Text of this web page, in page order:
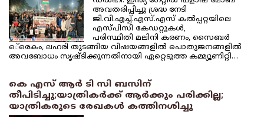
അവതരിപ്പിച്ചു ശ്രദ്ധ നേടി
ജി.വി.എച്ച്.എസ്.എസ് കല്‍പ്പറ്റയിലെ
എസ്പിസി കേഡറ്റുകള്‍,
പരിസ്ഥിതി മലിനി കരണം, സൈബര്‍
െ്രെകം, ലഹരി തുടങ്ങിയ വിഷയങ്ങളില്‍ പൊതുജനങ്ങളില്‍
അവബോധം സൃഷ്ടിക്കുന്നതിനായി ഏറ്റെടുത്ത കമ്മ്യൂണിറ്റി…
കെ എസ് ആര്‍ ടി സി ബസിന്
തീപിടിച്ചു;യാത്രികര്‍ക്ക് ആര്‍ക്കും പരിക്കില്ല;
യാത്രികരുടെ രേഖകള്‍ കത്തിനശിച്ചു